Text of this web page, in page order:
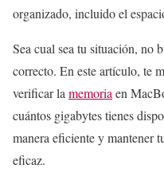
organizado, incluido el
Sea cual sea tu situación, no
correcto. En este artículo, te
verificar la memoria en
cuántos gigabytes tienes
manera eficiente y mantener
eficaz.